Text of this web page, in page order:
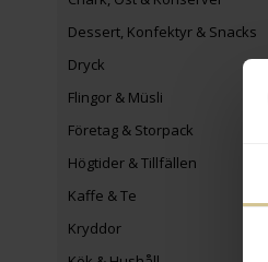
Dessert, Konfektyr & Snacks
Dryck
Flingor & Müsli
Företag & Storpack
Högtider & Tillfällen
Kaffe & Te
Kryddor